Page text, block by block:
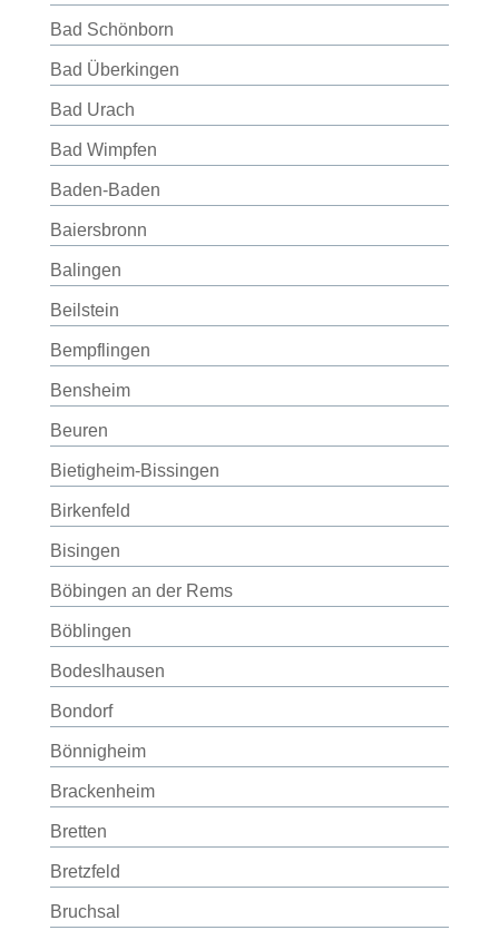
Bad Schönborn
Bad Überkingen
Bad Urach
Bad Wimpfen
Baden-Baden
Baiersbronn
Balingen
Beilstein
Bempflingen
Bensheim
Beuren
Bietigheim-Bissingen
Birkenfeld
Bisingen
Böbingen an der Rems
Böblingen
Bodeslhausen
Bondorf
Bönnigheim
Brackenheim
Bretten
Bretzfeld
Bruchsal